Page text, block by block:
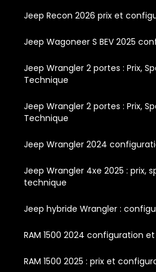
Jeep Recon 2026 prix et
Jeep Wagoneer S BEV 2025
Jeep Wrangler 2 portes : Prix,
Technique
Jeep Wrangler 2 portes : Prix,
Technique
Jeep Wrangler 2024
Jeep Wrangler 4xe 2025 : prix,
technique
Jeep hybride Wrangler :
RAM 1500 2024 configuration
RAM 1500 2025 : prix et